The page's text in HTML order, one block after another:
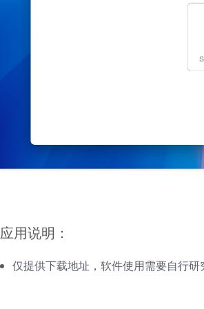
应用说明：
仅提供下载地址，软件使用需要自行研